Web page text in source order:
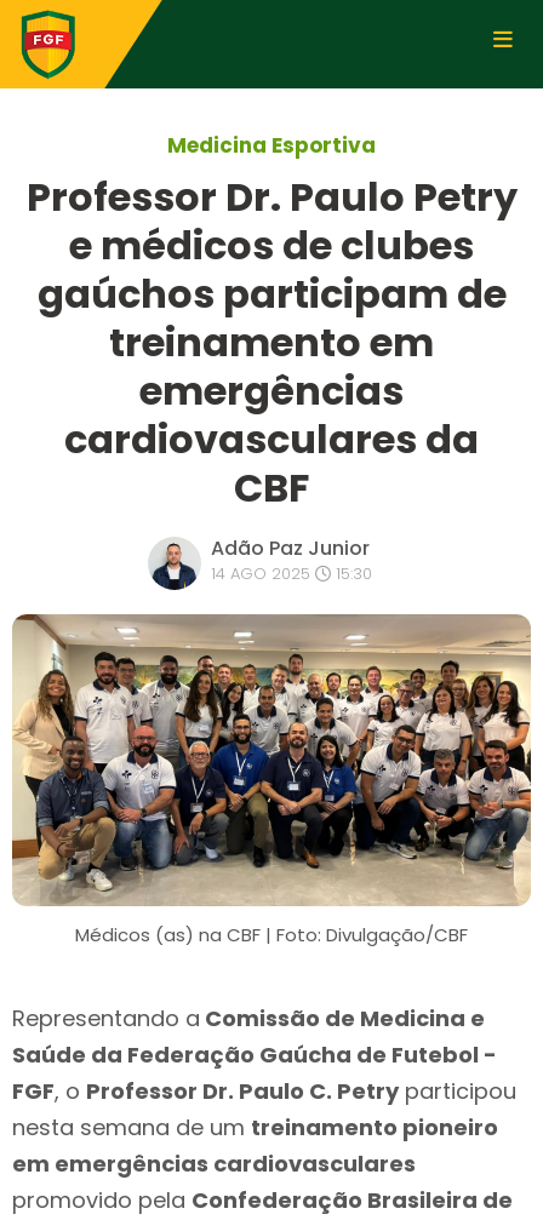
Medicina Esportiva
Professor Dr. Paulo Petry
e médicos de clubes
gaúchos participam de
treinamento em
emergências
cardiovasculares da
CBF
Adão Paz Junior
14 AGO 2025 15:30
Médicos (as) na CBF | Foto: Divulgação/CBF
Representando a Comissão de Medicina e
Saúde da Federação Gaúcha de Futebol -
FGF, o Professor Dr. Paulo C. Petryparticipou
nesta semana de um treinamento pioneiro
em emergências cardiovasculares
promovido pela Confederação Brasileira de